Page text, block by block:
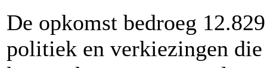
De opkomst bedroeg
politiek en verkiezingen die